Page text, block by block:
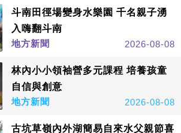
斗南田徑場變身水樂園 千名親子湧
入嗨翻斗南
地方新聞
2026-08-08
林內小小領袖營多元課程 培養孩童
自信與創意
地方新聞
2026-08-08
古坑草嶺內外湖簡易自來水父親節喜